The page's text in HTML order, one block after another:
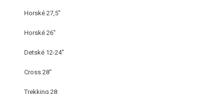
Horské 27,5"
Horské 26"
Detské 12-24"
Cross 28"
Trekking 28